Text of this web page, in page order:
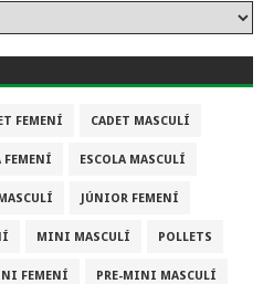
FEMENÍ CADET MASCULÍ
FEMENÍ ESCOLA MASCULÍ
JÚNIOR FEMENÍ
MINI MASCULÍ POLLETS
FEMENÍ PRE-MINI MASCULÍ